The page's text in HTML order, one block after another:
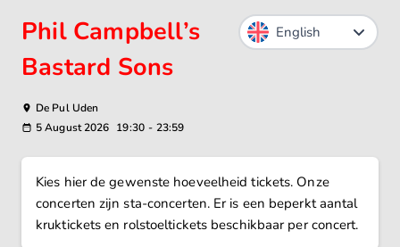
Phil Campbell’s
Bastard Sons
De Pul Uden
5 August 2026 19:30 - 23:59
Kies hier de gewenste hoeveelheid tickets. Onze
concerten zijn sta-concerten. Er is een beperkt aantal
kruktickets en rolstoeltickets beschikbaar per concert.